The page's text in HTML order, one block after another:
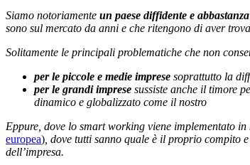
Siamo notoriamente un paese diffidente e
sono sul mercato da anni e che ritengono di aver
Solitamente le principali problematiche che non
per le piccole e medie imprese soprattutto la
per le grandi imprese sussiste anche il timore
dinamico e globalizzato come il nostro
Eppure, dove lo smart working viene implementato
europea) , dove tutti sanno quale è il proprio
dell’impresa.